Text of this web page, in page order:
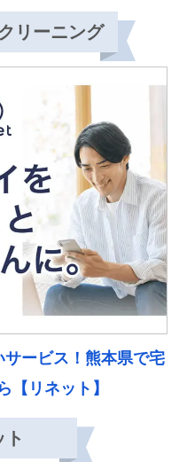
リーニング
ービス！熊本県で宅
【リネット】
ト